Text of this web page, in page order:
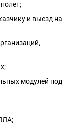
и выезд на
модулей под